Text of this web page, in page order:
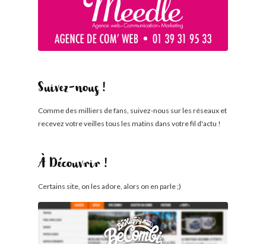
Suivez-nous !
Comme des milliers de fans, suivez-nous sur les réseaux et
recevez votre veilles tous les matins dans votre fil d'actu !
À Découvrir !
Certains site, on les adore, alors on en parle ;)